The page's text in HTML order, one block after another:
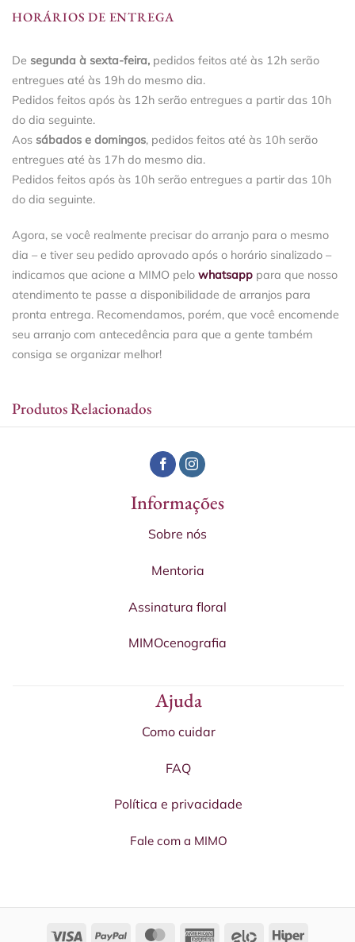
HORÁRIOS DE ENTREGA
De segunda à sexta-feira, pedidos feitos até às 12h serão
entregues até às 19h do mesmo dia.
Pedidos feitos após às 12h serão entregues a partir das 10h
do dia seguinte.
Aos sábados e domingos, pedidos feitos até às 10h serão
entregues até às 17h do mesmo dia.
Pedidos feitos após às 10h serão entregues a partir das 10h
do dia seguinte.
Agora, se você realmente precisar do arranjo para o mesmo
dia – e tiver seu pedido aprovado após o horário sinalizado –
indicamos que acione a MIMO pelo whatsapp para que nosso
atendimento te passe a disponibilidade de arranjos para
pronta entrega. Recomendamos, porém, que você encomende
seu arranjo com antecedência para que a gente também
consiga se organizar melhor!
Produtos Relacionados
Informações
Sobre nós
Mentoria
Assinatura floral
MIMOcenografia
Ajuda
Como cuidar
FAQ
Política e privacidade
Fale com a MIMO